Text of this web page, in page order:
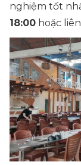
nghiệm tốt
18:00 hoặc